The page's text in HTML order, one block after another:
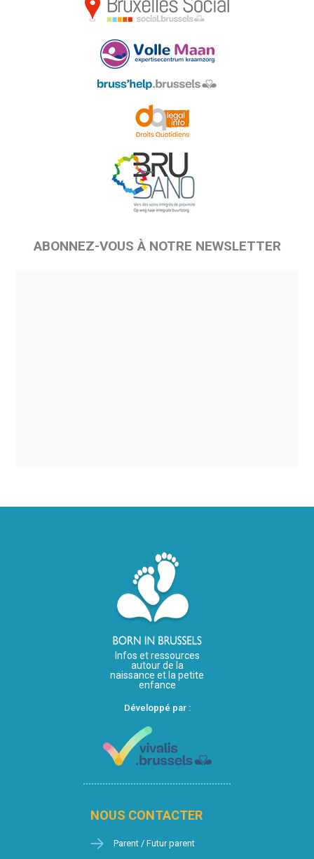
ABONNEZ-VOUS À NOTRE NEWSLETTER
Infos et ressources
autour de la
naissance et la petite
enfance
Développé par :
NOUS CONTACTER
Parent / Futur parent